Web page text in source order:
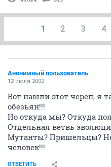
1 2 3 4
Анонимный пользователь
12 июля 2002
Вот нашли этот череп, я
обезьян!!!
Но откуда мы? Откуда
Отдельная ветвь
Мутанты? Пришельцы?
человек!!!
ОТВЕТИТЬ